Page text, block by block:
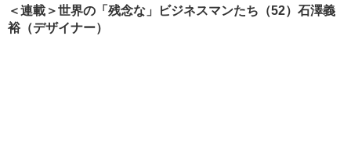
＜連載＞世界の「残念な」ビジネスマンたち（52）石澤義
裕（デザイナー）